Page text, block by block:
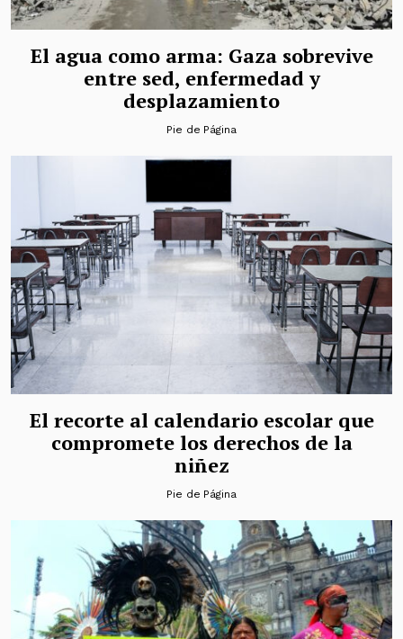
El agua como arma: Gaza sobrevive
entre sed, enfermedad y
desplazamiento
Pie de Página
El recorte al calendario escolar que
compromete los derechos de la
niñez
Pie de Página